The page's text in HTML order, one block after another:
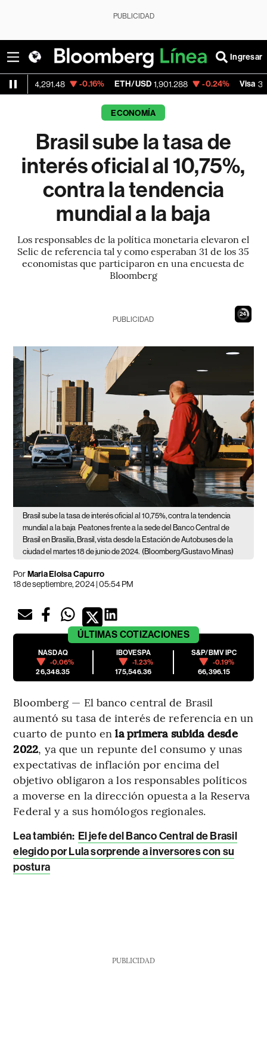
PUBLICIDAD
Ingresar
-0.16% ETH/USD 1,901.288 -0.24% Visa 370.47
ECONOMÍA
Brasil sube la tasa de
interés oficial al 10,75%,
contra la tendencia
mundial a la baja
Los responsables de la política monetaria elevaron el
Selic de referencia tal y como esperaban 31 de los 35
economistas que participaron en una encuesta de
Bloomberg
23
PUBLICIDAD
Brasil sube la tasa de interés oficial al 10,75%, contra la tendencia
mundial a la baja Peatones frente a la sede del Banco Central de
Brasil en Brasilia, Brasil, vista desde la Estación de Autobuses de la
ciudad el martes 18 de junio de 2024. (Bloomberg/Gustavo Minas)
PorMaria Eloisa Capurro
18 de septiembre, 2024 | 05:54 PM
ÚLTIMAS COTIZACIONES
NASDAQ
-0.06%
26,348.35
IBOVESPA
-1.23%
175,546.36
S&P/BMV IPC
-0.19%
66,396.15
Bloomberg — El banco central de Brasil
aumentó su tasa de interés de referencia en un
cuarto de punto enla primera subida desde
2022, ya que un repunte del consumo y unas
expectativas de inflación por encima del
objetivo obligaron a los responsables políticos
a moverse en la dirección opuesta a la Reserva
Federal y a sus homólogos regionales.
Lea también: El jefe del Banco Central de Brasil
elegido por Lula sorprende a inversores con su
postura
PUBLICIDAD